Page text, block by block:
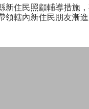
新住民照顧輔導措施
領轄內新住民朋友漸
手工布縫研習班，採以
世界，活動時間為4/